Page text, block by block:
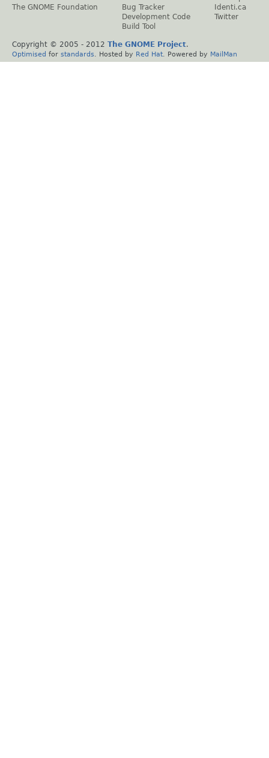
The GNOME Foundation
Bug Tracker
Development Code
Build Tool
Identi.ca
Twitter
Copyright © 2005 - 2012 The GNOME Project.
Optimised for standards . Hosted by Red Hat . Powered by MailMan